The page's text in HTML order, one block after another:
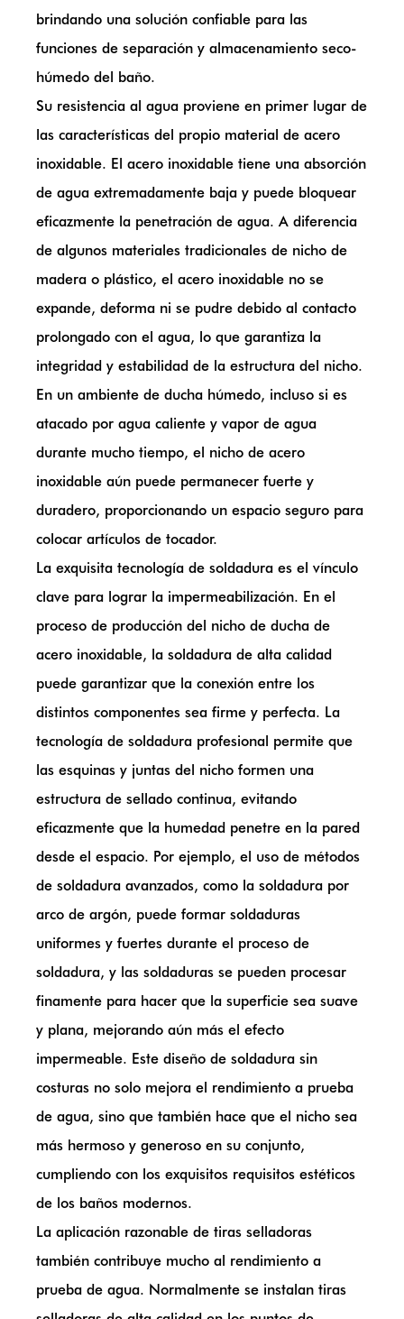
brindando una solución confiable para las
funciones de separación y almacenamiento seco-
húmedo del baño.
Su resistencia al agua proviene en primer lugar de
las características del propio material de acero
inoxidable. El acero inoxidable tiene una absorción
de agua extremadamente baja y puede bloquear
eficazmente la penetración de agua. A diferencia
de algunos materiales tradicionales de nicho de
madera o plástico, el acero inoxidable no se
expande, deforma ni se pudre debido al contacto
prolongado con el agua, lo que garantiza la
integridad y estabilidad de la estructura del nicho.
En un ambiente de ducha húmedo, incluso si es
atacado por agua caliente y vapor de agua
durante mucho tiempo, el nicho de acero
inoxidable aún puede permanecer fuerte y
duradero, proporcionando un espacio seguro para
colocar artículos de tocador.
La exquisita tecnología de soldadura es el vínculo
clave para lograr la impermeabilización. En el
proceso de producción del nicho de ducha de
acero inoxidable, la soldadura de alta calidad
puede garantizar que la conexión entre los
distintos componentes sea firme y perfecta. La
tecnología de soldadura profesional permite que
las esquinas y juntas del nicho formen una
estructura de sellado continua, evitando
eficazmente que la humedad penetre en la pared
desde el espacio. Por ejemplo, el uso de métodos
de soldadura avanzados, como la soldadura por
arco de argón, puede formar soldaduras
uniformes y fuertes durante el proceso de
soldadura, y las soldaduras se pueden procesar
finamente para hacer que la superficie sea suave
y plana, mejorando aún más el efecto
impermeable. Este diseño de soldadura sin
costuras no solo mejora el rendimiento a prueba
de agua, sino que también hace que el nicho sea
más hermoso y generoso en su conjunto,
cumpliendo con los exquisitos requisitos estéticos
de los baños modernos.
La aplicación razonable de tiras selladoras
también contribuye mucho al rendimiento a
prueba de agua. Normalmente se instalan tiras